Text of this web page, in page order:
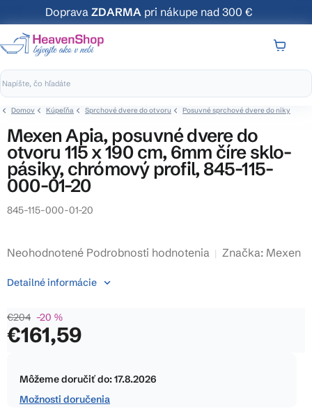
na
obsah
Doprava ZDARMA pri nákupe nad 300 €
KOŠÍK
Domov Kúpeľňa Sprchové dvere do otvoru Posuvné sprchové dvere do niky
Mexen Apia, posuvné dvere do
otvoru 115 x 190 cm, 6mm číre sklo-
pásiky, chrómový profil, 845-115-
000-01-20
845-115-000-01-20
Priemerné
produktu
0,0
z
Neohodnotené Podrobnosti hodnotenia Značka: Mexen
€204 –20 %
€161,59
cena:
Môžeme doručiť do:17.8.2026
Možnosti doručenia
Detailné informácie